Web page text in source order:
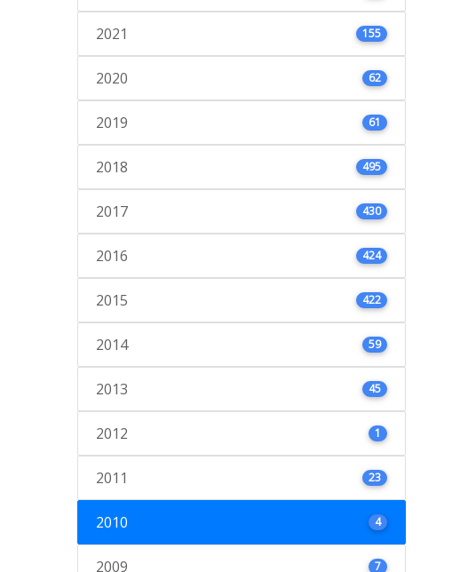
2021 155
2020 62
2019 61
2018 495
2017 430
2016 424
2015 422
2014 59
2013 45
2012 1
2011 23
2010 4
2009 7